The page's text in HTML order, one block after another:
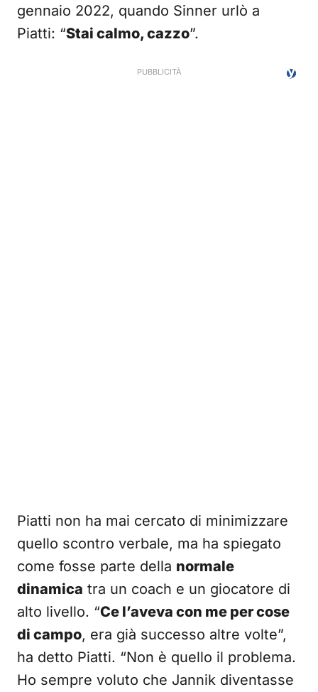
gennaio 2022, quando Sinner urlò a
Piatti: “Stai calmo, cazzo”.
Piatti non ha mai cercato di minimizzare
quello scontro verbale, ma ha spiegato
come fosse parte della normale
dinamica tra un coach e un giocatore di
alto livello. “Ce l’aveva con me per cose
di campo, era già successo altre volte”,
ha detto Piatti. “Non è quello il problema.
Ho sempre voluto che Jannik diventasse